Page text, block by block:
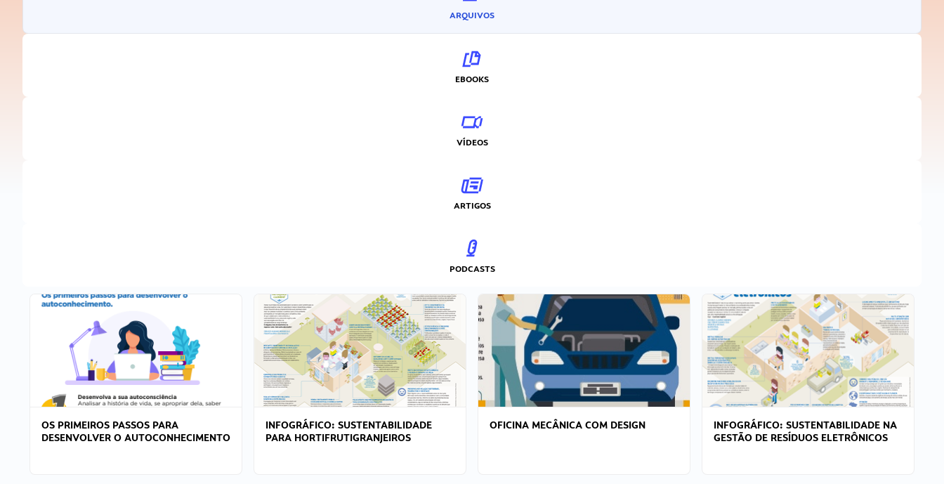
ARQUIVOS
EBOOKS
VÍDEOS
ARTIGOS
PODCASTS
OS PRIMEIROS PASSOS PARA
DESENVOLVER O AUTOCONHECIMENTO
INFOGRÁFICO: SUSTENTABILIDADE
PARA HORTIFRUTIGRANJEIROS
OFICINA MECÂNICA COM DESIGN
INFOGRÁFICO: SUSTENTABILIDADE NA
GESTÃO DE RESÍDUOS ELETRÔNICOS